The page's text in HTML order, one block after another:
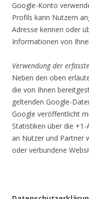
Google-Konto
Profils kann Nutzern
Adresse kennen oder
Informationen von
Verwendung der
Neben den oben
die von Ihnen
geltenden Google-
Google veröffentlicht
Statistiken über die
an Nutzer und Partner
oder verbundene